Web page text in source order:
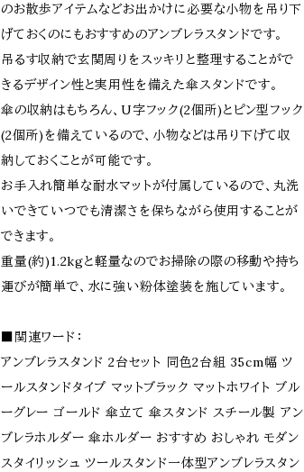
のお散歩アイテムなどお出かけに必要な小物を吊り下
げておくのにもおすすめのアンブレラスタンドです。
吊るす収納で玄関周りをスッキリと整理することがで
きるデザイン性と実用性を備えた傘スタンドです。
傘の収納はもちろん、U字フック(2個所)とピン型フック
(2個所)を備えているので、小物などは吊り下げて収
納しておくことが可能です。
お手入れ簡単な耐水マットが付属しているので、丸洗
いできていつでも清潔さを保ちながら使用することが
できます。
重量(約)1.2kgと軽量なのでお掃除の際の移動や持ち
運びが簡単で、水に強い粉体塗装を施しています。
■関連ワード：
アンブレラスタンド 2台セット 同色2台組 35cm幅 ツ
ールスタンドタイプ マットブラック マットホワイト ブル
ーグレー ゴールド 傘立て 傘スタンド スチール製 アン
ブレラホルダー 傘ホルダー おすすめ おしゃれ モダン
スタイリッシュ ツールスタンド一体型アンブレラスタン